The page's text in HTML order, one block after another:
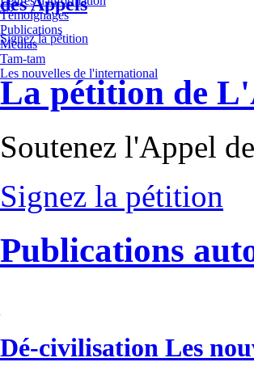
Témoignages
Publications
Médias
Tam-tam
Les nouvelles de l'international
Signez la pétition
La pétition de
Soutenez l'Appel
Signez la pétition
Publications
Dé-civilisation Les